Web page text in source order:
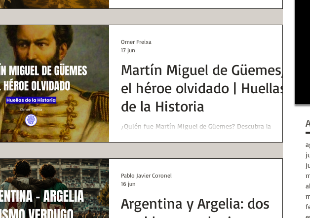
Martín Miguel de Güemes,
el héroe olvidado | Huellas
de la Historia
¿Quién fue Martín Miguel de Güemes? Descubra la
olvidado.
Omer Freixa
17 jun
Argentina y Argelia: dos
Pablo Javier Coronel
16 jun